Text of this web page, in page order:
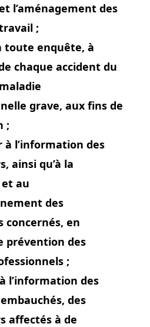
l’aménagement des
;
toute enquête, à
chaque accident du
grave, aux fins de
;
à l’information des
ainsi qu’à la
au
des
concernés, en
prévention des
;
l’information des
des
affectés à de